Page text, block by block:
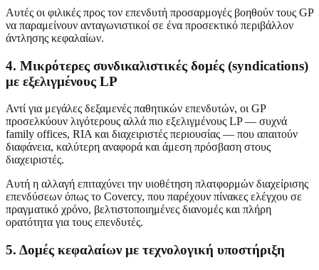
Αυτές οι φιλικές προς τον επενδυτή προσαρμογές βοηθούν τους GP
να παραμείνουν ανταγωνιστικοί σε ένα προσεκτικό περιβάλλον
άντλησης κεφαλαίων.
4. Μικρότερες συνδικαλιστικές δομές (syndications)
με εξελιγμένους LP
Αντί για μεγάλες δεξαμενές παθητικών επενδυτών, οι GP
προσελκύουν λιγότερους αλλά πιο εξελιγμένους LP — συχνά
family offices, RIA και διαχειριστές περιουσίας — που απαιτούν
διαφάνεια, καλύτερη αναφορά και άμεση πρόσβαση στους
διαχειριστές.
Αυτή η αλλαγή επιταχύνει την υιοθέτηση πλατφορμών διαχείρισης
επενδύσεων όπως το Covercy, που παρέχουν πίνακες ελέγχου σε
πραγματικό χρόνο, βελτιστοποιημένες διανομές και πλήρη
ορατότητα για τους επενδυτές.
5. Δομές κεφαλαίων με τεχνολογική υποστήριξη